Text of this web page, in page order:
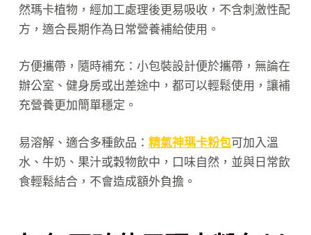
然瑪卡植物，經加工處理後更易吸收，不含刺激性配
方，適合長期作為日常營養補給使用。
方便攜帶，隨時補充：小包裝設計便於攜帶，無論在
辦公室、健身房或出差途中，都可以輕鬆使用，讓補
充營養更加簡單穩定。
易溶解、適合多種飲品： 精氣神瑪卡粉包可加入溫
水、牛奶、果汁或穀物飲中，口味自然，並與日常飲
食輕鬆結合，不會造成額外負擔。